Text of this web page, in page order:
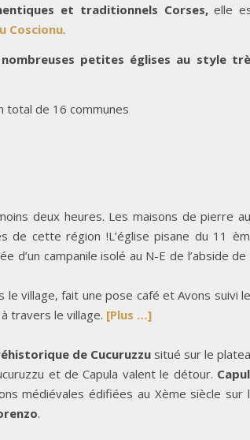
et traditionnels Corses,elle
Coscionu.
petites églises au style
total de 16 communes
deux heures. Les maisons de pierre
de cette région !L’église pisane du 11
d’un campanile isolé au N-E de l’abside de
village, fait une pose café et Avons suivi
travers le village. [Plus …]
de Cucuruzzu situé sur le
et de Capula valent le détour.
médiévales édifiées au Xème siècle sur
.